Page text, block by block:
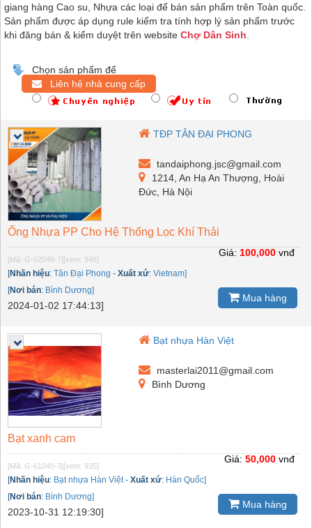
giang hàng Cao su, Nhựa các loại để bán sản phẩm trên Toàn quốc.
Sản phẩm được áp dụng rule kiểm tra tính hợp lý sản phẩm trước
khi đăng bán & kiểm duyệt trên website Chợ Dân Sinh.
Chọn sản phẩm để
Liên hệ nhà cung cấp
TĐP TÂN ĐẠI PHONG
tandaiphong.jsc@gmail.com
1214, An Hạ An Thượng, Hoài
Đức, Hà Nội
Ống Nhựa PP Cho Hệ Thống Lọc Khí Thải
[Mã: G-62048-7] [xem: 946]
[Nhãn hiệu: Tân Đại Phong - Xuất xứ: Vietnam]
[Nơi bán: Bình Dương]
2024-01-02 17:44:13]
Giá: 100,000 vnđ
Mua hàng
Bạt nhựa Hàn Việt
masterlai2011@gmail.com
Bình Dương
Bạt xanh cam
[Mã: G-61040-3] [xem: 935]
[Nhãn hiệu: Bạt nhựa Hàn Việt- Xuất xứ: Hàn Quốc]
[Nơi bán: Bình Dương]
2023-10-31 12:19:30]
Giá: 50,000 vnđ
Mua hàng